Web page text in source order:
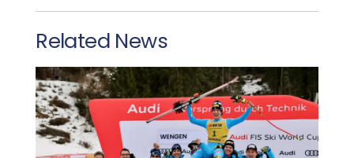
Related News
Mehr lesen